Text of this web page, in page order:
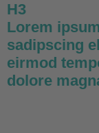
H3
Lorem
sadipscing
eirmod
dolore